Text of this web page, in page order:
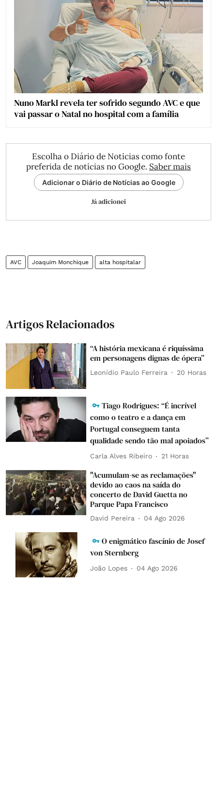
Nuno Markl revela ter sofrido segundo AVC e que
vai passar o Natal no hospital com a família
Escolha o Diário de Notícias como fonte
preferida de notícias no Google. Saber mais
Adicionar o Diário de Notícias ao Google
Já adicionei
AVC Joaquim Monchique alta hospitalar
Artigos Relacionados
“A história mexicana é riquíssima
em personagens dignas de ópera”
Leonídio Paulo Ferreira 20 Horas
Tiago Rodrigues: “É incrível
como o teatro e a dança em
Portugal conseguem tanta
qualidade sendo tão mal apoiados”
Carla Alves Ribeiro 21 Horas
"Acumulam-se as reclamações"
devido ao caos na saída do
concerto de David Guetta no
Parque Papa Francisco
David Pereira 04 Ago 2026
O enigmático fascínio de Josef
von Sternberg
João Lopes 04 Ago 2026